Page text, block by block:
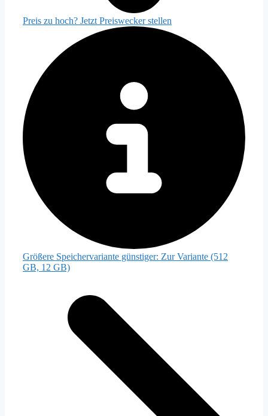
Preis zu hoch? Jetzt Preiswecker stellen
Größere Speichervariante günstiger: Zur Variante (512
GB, 12 GB)